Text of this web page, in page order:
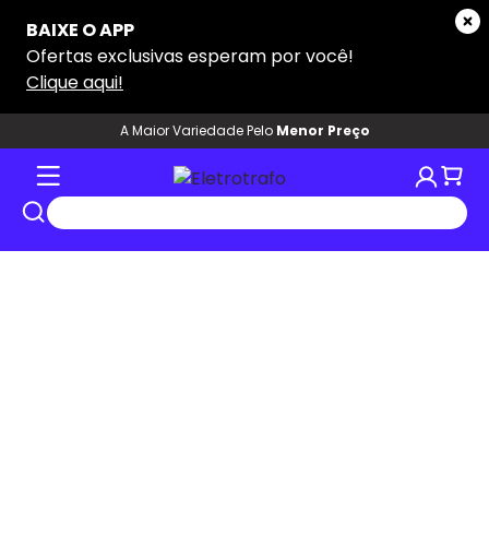
A Maior Variedade Pelo Menor Preço